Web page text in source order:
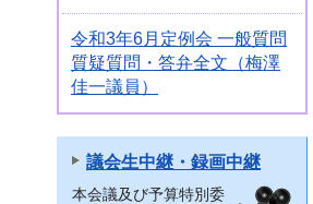
令和3年6月定例会 一般質問
質疑質問・答弁全文（梅澤
佳一議員）
議会生中継・録画中継
本会議及び予算特別委